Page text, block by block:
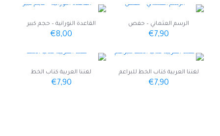
الرسم العثماني – حفص
€7,90
القاعدة النورانية – حجم كبير
€8,00
لغتنا العربية كتاب الخط للبراعم
€7,90
لغتنا العربية كتاب الخط
€7,90